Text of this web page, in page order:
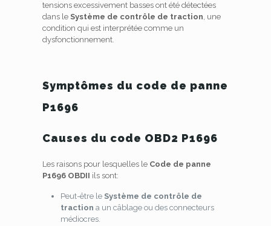
tensions excessivement basses ont été détectées
dans le Système de contrôle de traction, une
condition qui est interprétée comme un
dysfonctionnement.
Symptômes du code de panne
P1696
Causes du code OBD2 P1696
Les raisons pour lesquelles le Code de panne
P1696 OBDII ils sont:
Peut-être le Système de contrôle de
traction a un câblage ou des connecteurs
médiocres.